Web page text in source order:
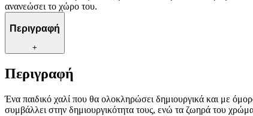
ανανεώσει το χώρο του.
Περιγραφή
+
Περιγραφή
Ένα παιδικό χαλί που θα ολοκληρώσει δημιουργικά και με
συμβάλλει στην δημιουργικότητα τους, ενώ τα ζωηρά του